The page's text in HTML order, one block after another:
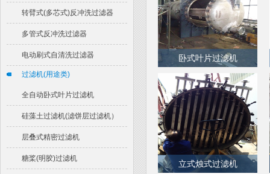
转臂式(多芯式)反冲洗过滤器
多管式反冲洗过滤器
电动刷式自清洗过滤器
过滤机(用途类)
全自动卧式叶片过滤机
硅藻土过滤机(滤饼层过滤机）
层叠式精密过滤机
糖桨(明胶)过滤机
卧式叶片过滤机
立式烛式过滤机